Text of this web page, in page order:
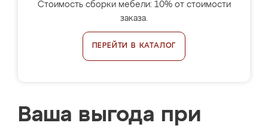
Стоимость сборки мебели: 10% от стоимости
заказа.
ПЕРЕЙТИ В КАТАЛОГ
Ваша выгода при